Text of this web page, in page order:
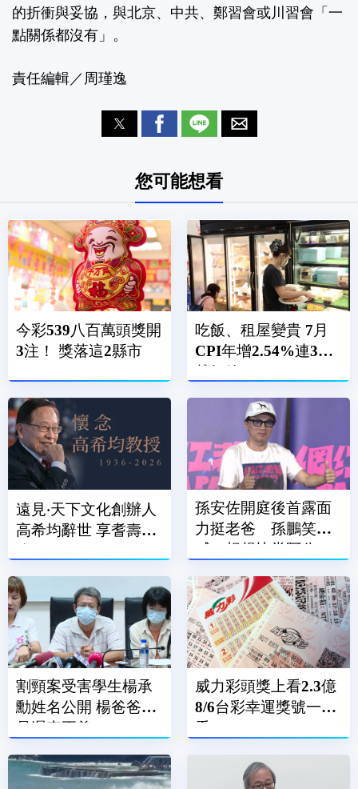
的折衝與妥協，與北京、中共、鄭習會或川習會「一
點關係都沒有」。
責任編輯／周瑾逸
您可能想看
今彩539八百萬頭獎開
3注！ 獎落這2縣市
吃飯、租屋變貴 7月
CPI年增2.54%連3月
越紅線
遠見‧天下文化創辦人
高希均辭世 享耆壽90
孫安佐開庭後首露面
力挺老爸 孫鵬笑
喊：想趕快當阿公
割頸案受害學生楊承
勳姓名公開 楊爸爸：
是遲來正義
威力彩頭獎上看2.3億
8/6台彩幸運獎號一次
看